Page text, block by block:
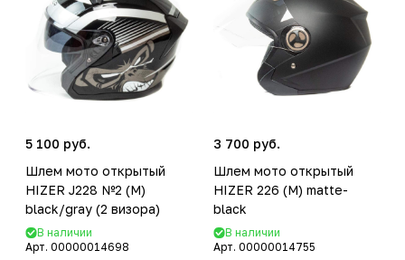
5 100 руб.
Шлем мото открытый
HIZER J228 №2 (M)
black/gray (2 визора)
В наличии
Арт. 00000014698
3 700 руб.
Шлем мото открытый
HIZER 226 (M) matte-
black
В наличии
Арт. 00000014755